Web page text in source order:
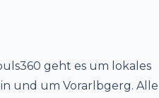
geht es um lokales
und um Vorarlbgerg. Alle